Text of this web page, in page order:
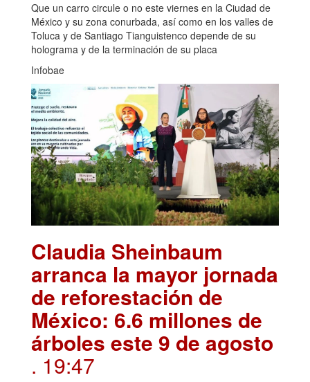
Que un carro circule o no este viernes en la Ciudad de
México y su zona conurbada, así como en los valles de
Toluca y de Santiago Tianguistenco depende de su
holograma y de la terminación de su placa
Infobae
Claudia Sheinbaum
arranca la mayor jornada
de reforestación de
México: 6.6 millones de
árboles este 9 de agosto
. 19:47